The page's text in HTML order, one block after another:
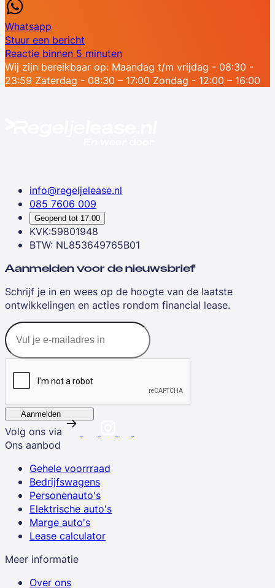
Whatsapp
Stuur een bericht
Reactie binnen 5 minuten
Wij zijn bereikbaar op: Maandag t/m vrijdag - 08:30 -
23:59 Zaterdag - 08:30 – 17:00 Zondag - 12:00 – 16:00
info@regeljelease.nl
085 7606 009
Geopend tot 17:00
KVK:59801948
BTW: NL853649765B01
Aanmelden voor de nieuwsbrief
Schrijf je in en wees op de hoogte van de laatste
ontwikkelingen en acties rondom financial lease.
Aanmelden
Volg ons via
Ons aanbod
Gehele voorrraad
Bedrijfswagens
Personenauto's
Elektrische auto's
Marge auto's
Lease calculator
Meer informatie
Over ons